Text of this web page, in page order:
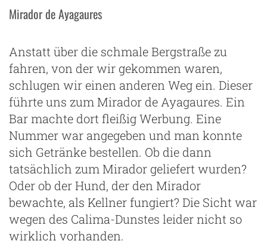
Mirador de Ayagaures
Anstatt über die schmale Bergstraße zu
fahren, von der wir gekommen waren,
schlugen wir einen anderen Weg ein. Dieser
führte uns zum Mirador de Ayagaures. Ein
Bar machte dort fleißig Werbung. Eine
Nummer war angegeben und man konnte
sich Getränke bestellen. Ob die dann
tatsächlich zum Mirador geliefert wurden?
Oder ob der Hund, der den Mirador
bewachte, als Kellner fungiert? Die Sicht war
wegen des Calima-Dunstes leider nicht so
wirklich vorhanden.